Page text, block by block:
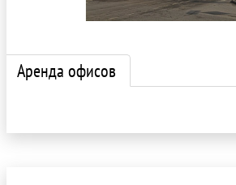
Аренда офисов